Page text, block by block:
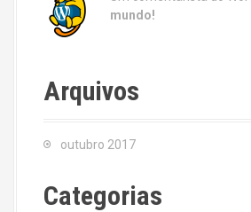
mundo!
Arquivos
outubro 2017
Categorias